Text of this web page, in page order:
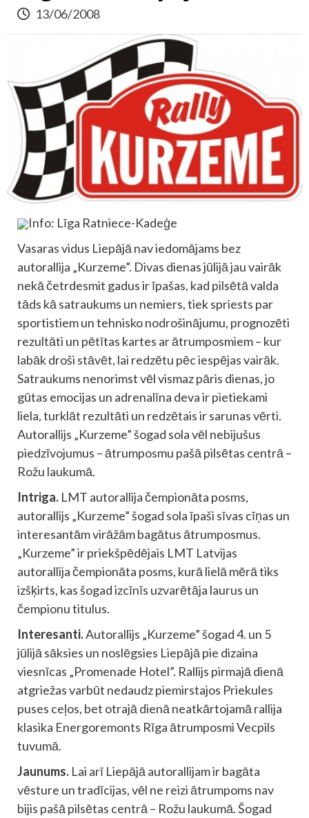
13/06/2008
Info: Līga Ratniece-Kadeģe
Vasaras vidus Liepājā nav iedomājams bez
autorallija „Kurzeme”. Divas dienas jūlijā jau vairāk
nekā četrdesmit gadus ir īpašas, kad pilsētā valda
tāds kā satraukums un nemiers, tiek spriests par
sportistiem un tehnisko nodrošinājumu, prognozēti
rezultāti un pētītas kartes ar ātrumposmiem – kur
labāk droši stāvēt, lai redzētu pēc iespējas vairāk.
Satraukums nenorimst vēl vismaz pāris dienas, jo
gūtas emocijas un adrenalīna deva ir pietiekami
liela, turklāt rezultāti un redzētais ir sarunas vērti.
Autorallijs „Kurzeme” šogad sola vēl nebijušus
piedzīvojumus – ātrumposmu pašā pilsētas centrā –
Rožu laukumā.
Intriga. LMT autorallija čempionāta posms,
autorallijs „Kurzeme” šogad sola īpaši sīvas cīņas un
interesantām virāžām bagātus ātrumposmus.
„Kurzeme” ir priekšpēdējais LMT Latvijas
autorallija čempionāta posms, kurā lielā mērā tiks
izšķirts, kas šogad izcīnīs uzvarētāja laurus un
čempionu titulus.
Interesanti.Autorallijs „Kurzeme” šogad 4. un 5
jūlijā sāksies un noslēgsies Liepājā pie dizaina
viesnīcas „Promenade Hotel”. Rallijs pirmajā dienā
atgriežas varbūt nedaudz piemirstajos Priekules
puses ceļos, bet otrajā dienā neatkārtojamā rallija
klasika Energoremonts Rīga ātrumposmi Vecpils
tuvumā.
Jaunums. Lai arī Liepājā autorallijam ir bagāta
vēsture un tradīcijas, vēl ne reizi ātrumpoms nav
bijis pašā pilsētas centrā – Rožu laukumā. Šogad